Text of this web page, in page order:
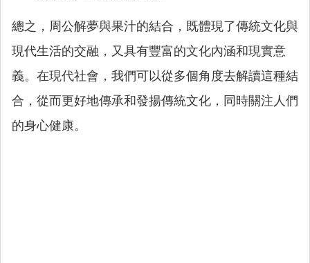
總之，周公解夢與果汁的結合，既體現了傳統文化與
現代生活的交融，又具有豐富的文化內涵和現實意
義。在現代社會，我們可以從多個角度去解讀這種結
合，從而更好地傳承和發揚傳統文化，同時關注人們
的身心健康。